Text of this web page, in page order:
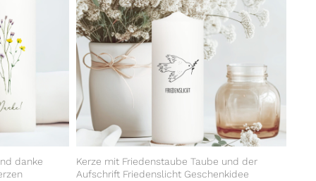
danke
Kerze mit Friedenstaube Taube und der
Aufschrift Friedenslicht Geschenkidee